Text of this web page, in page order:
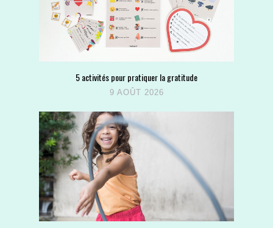
5 activités pour pratiquer la gratitude
9 AOÛT 2026